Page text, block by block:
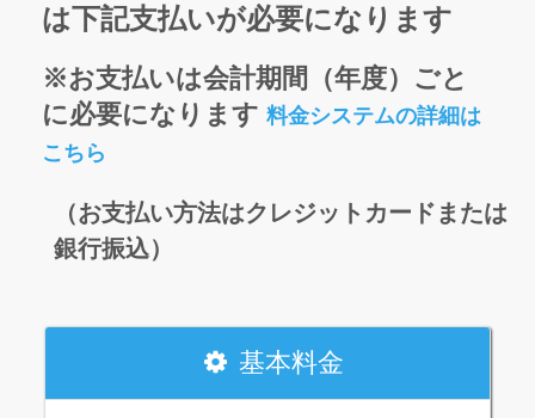
は下記支払いが必要になります
※お支払いは会計期間（年度）ごと
に必要になります 料金システムの詳細は
こちら
（お支払い方法はクレジットカードまたは
銀行振込）
基本料金